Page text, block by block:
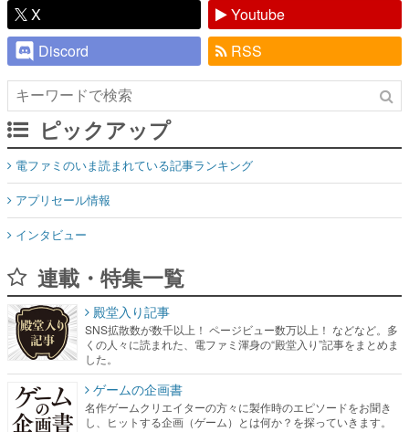
X
Youtube
Discord
RSS
ピックアップ
電ファミのいま読まれている記事ランキング
アプリセール情報
インタビュー
連載・特集一覧
殿堂入り記事
SNS拡散数が数千以上！ ページビュー数万以上！ などなど。多
くの人々に読まれた、電ファミ渾身の“殿堂入り”記事をまとめま
した。
ゲームの企画書
名作ゲームクリエイターの方々に製作時のエピソードをお聞き
し、ヒットする企画（ゲーム）とは何か？を探っていきます。